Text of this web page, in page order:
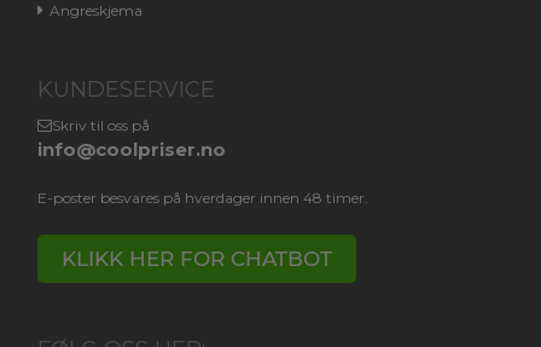
Angreskjema
KUNDESERVICE
Skriv til oss på
info@coolpriser.no
E-poster besvares på hverdager innen 48 timer.
KLIKK HER FOR CHATBOT